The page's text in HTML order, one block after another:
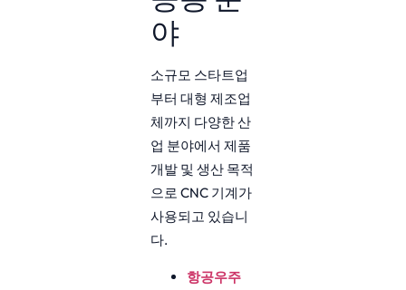
야
소규모 스타트업
부터 대형 제조업
체까지 다양한 산
업 분야에서 제품
개발 및 생산 목적
으로 CNC 기계가
사용되고 있습니
다.
항공우주